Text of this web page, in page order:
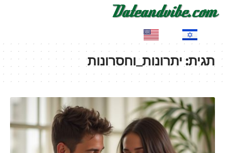
תגית:יתרונות_וחסרונות